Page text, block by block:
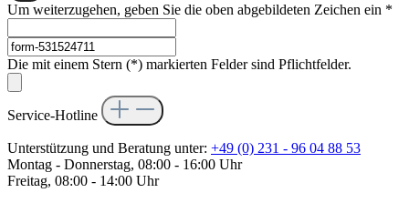
Um weiterzugehen, geben Sie die oben abgebildeten Zeichen ein *
Die mit einem Stern (*) markierten Felder sind Pflichtfelder.
Service-Hotline
Unterstützung und Beratung unter: +49 (0) 231 - 96 04 88 53
Montag - Donnerstag, 08:00 - 16:00 Uhr
Freitag, 08:00 - 14:00 Uhr